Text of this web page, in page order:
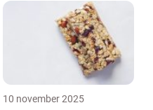
10 november 2025